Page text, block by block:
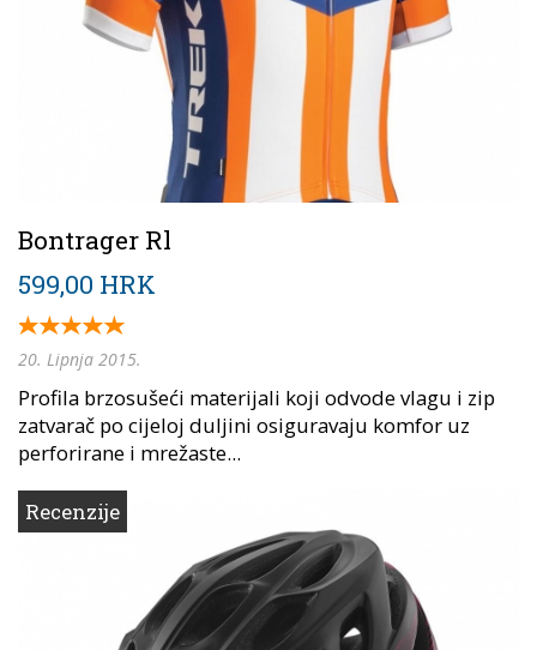
Bontrager Rl
599,00 HRK
20. Lipnja 2015.
Profila brzosušeći materijali koji odvode vlagu i zip
zatvarač po cijeloj duljini osiguravaju komfor uz
perforirane i mrežaste...
Recenzije